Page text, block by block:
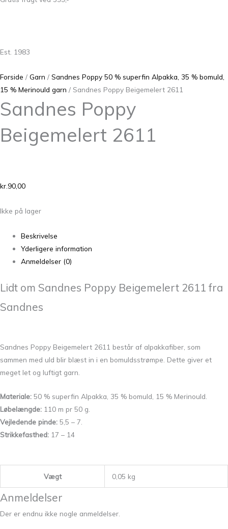
Est. 1983
Forside / Garn / Sandnes Poppy 50 % superfin Alpakka, 35 % bomuld,
15 % Merinould garn / Sandnes Poppy Beigemelert 2611
Sandnes Poppy
Beigemelert 2611
kr. 90,00
Ikke på lager
Beskrivelse
Yderligere information
Anmeldelser (0)
Lidt om Sandnes Poppy Beigemelert 2611 fra
Sandnes
Sandnes Poppy Beigemelert 2611 består af alpakkafiber, som
sammen med uld blir blæst in i en bomuldsstrømpe. Dette giver et
meget let og luftigt garn.
Materiale: 50 % superfin Alpakka, 35 % bomuld, 15 % Merinould.
Løbelængde: 110 m pr 50 g.
Vejledende pinde: 5,5 – 7.
Strikkefasthed: 17 – 14
Vægt 0,05 kg
Anmeldelser
Der er endnu ikke nogle anmeldelser.